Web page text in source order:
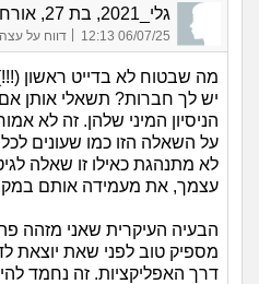
גלי_2021, בת 27, אורחת
06/07/25 12:13
| דווח על עצה
מה שבטוח לא בדייט ראשון
יש לך חברות? תשאלי אותן
הניסיון המיני שלהן. זה לא
על השאלה הזו כמו שעונים
לא מתנהגת כאילו זו שאלה
עצמך, את מעמידה אותם
הבעיה העיקרית שאני מזהה
מספיק טוב לפני שאת יוצאת
דרך האפליקציות. זה נחמד